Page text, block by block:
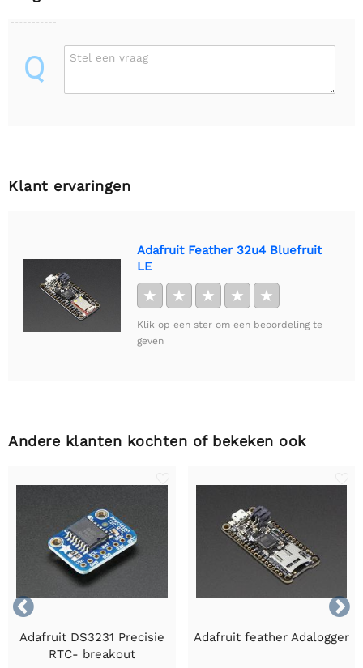
Q Stel een vraag
Klant ervaringen
Adafruit Feather 32u4 Bluefruit
LE
★ ★ ★ ★ ★
Klik op een ster om een beoordeling te
geven
Andere klanten kochten of bekeken ook


Adafruit DS3231 Precisie
RTC- breakout
Adafruit feather Adalogger